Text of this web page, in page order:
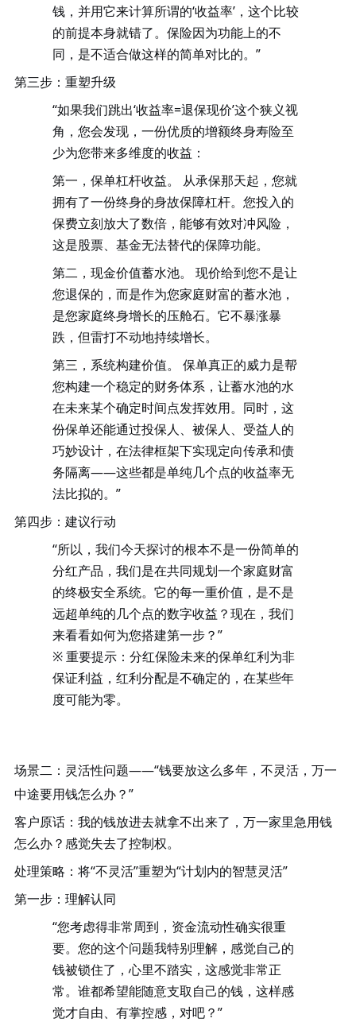
钱，并用它来计算所谓的‘收益率’，这个比较
的前提本身就错了。保险因为功能上的不
同，是不适合做这样的简单对比的。”
第三步：重塑升级
“如果我们跳出‘收益率=退保现价’这个狭义视
角，您会发现，一份优质的增额终身寿险至
少为您带来多维度的收益：
第一，保单杠杆收益。
从承保那天起，您就
拥有了一份终身的身故保障杠杆。您投入的
保费立刻放大了数倍，能够有效对冲风险，
这是股票、基金无法替代的保障功能。
第二，现金价值蓄水池。
现价给到您不是让
您退保的，而是作为您家庭财富的蓄水池，
是您家庭终身增长的压舱石。它不暴涨暴
跌，但雷打不动地持续增长。
第三，系统构建价值。
保单真正的威力是帮
您构建一个稳定的财务体系，让蓄水池的水
在未来某个确定时间点发挥效用。同时，这
份保单还能通过投保人、被保人、受益人的
巧妙设计，在法律框架下实现定向传承和债
务隔离——这些都是单纯几个点的收益率无
法比拟的。”
第四步：建议行动
“所以，我们今天探讨的根本不是一份简单的
分红产品，我们是在共同规划一个家庭财富
的终极安全系统。它的每一重价值，是不是
远超单纯的几个点的数字收益？现在，我们
来看看如何为您搭建第一步？”
※ 重要提示：分红保险未来的保单红利为非
保证利益，红利分配是不确定的，在某些年
度可能为零。
场景二：灵活性问题——“钱要放这么多年，不灵活，万一
中途要用钱怎么办？”
客户原话：我的钱放进去就拿不出来了，万一家里急用钱
怎么办？感觉失去了控制权。
处理策略 ：将“不灵活”重塑为“计划内的智慧灵活”
第一步：理解认同
“您考虑得非常周到，资金流动性确实很重
要。您的这个问题我特别理解，感觉自己的
钱被锁住了，心里不踏实，这感觉非常正
常。谁都希望能随意支取自己的钱，这样感
觉才自由、有掌控感，对吧？”